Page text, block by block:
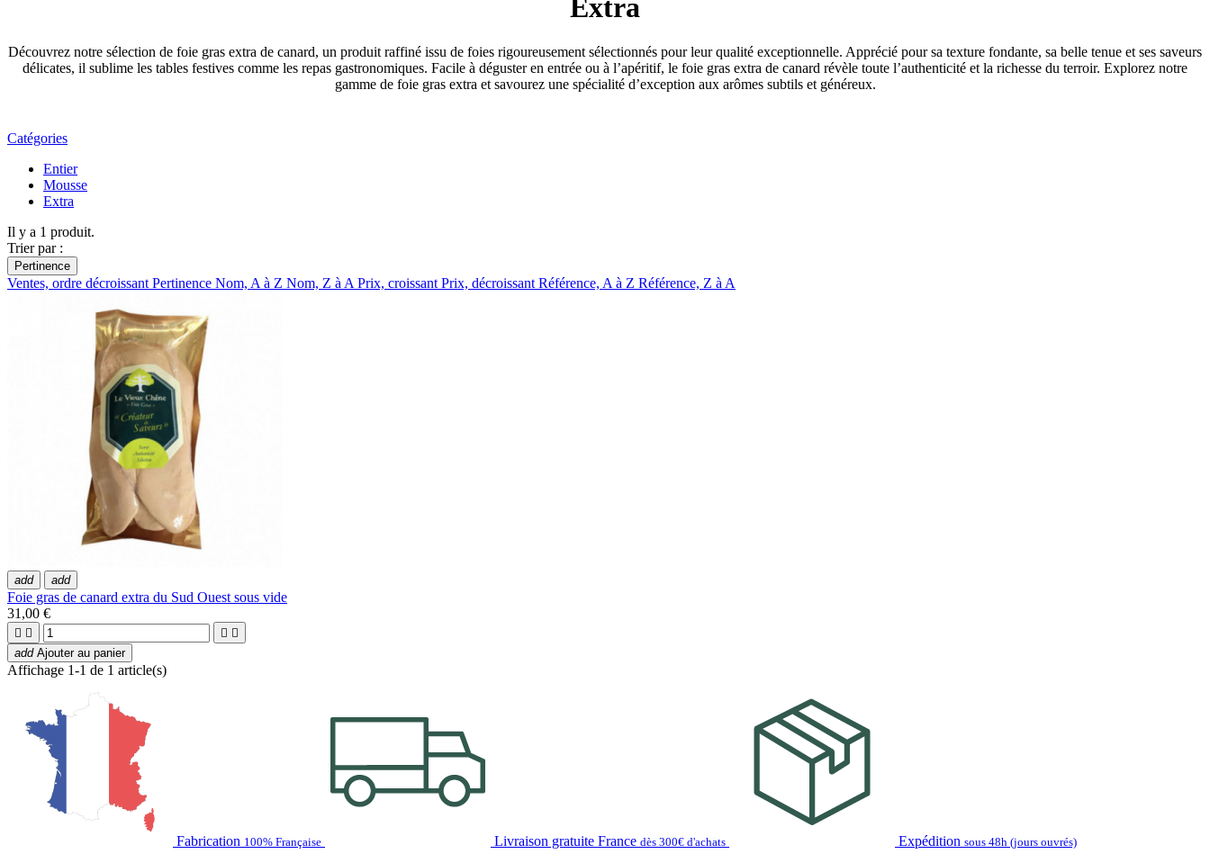
Extra
Découvrez notre sélection de foie gras extra de canard, un produit raffiné issu de foies rigoureusement sélectionnés pour leur qualité exceptionnelle. Apprécié pour sa texture fondante, sa belle tenue et ses saveurs
délicates, il sublime les tables festives comme les repas gastronomiques. Facile à déguster en entrée ou à l’apéritif, le foie gras extra de canard révèle toute l’authenticité et la richesse du terroir. Explorez notre
gamme de foie gras extra et savourez une spécialité d’exception aux arômes subtils et généreux.
Catégories
Entier
Mousse
Extra
Il y a 1 produit.
Trier par :
Pertinence
Ventes, ordre décroissant Pertinence Nom, A à Z Nom, Z à A Prix, croissant Prix, décroissant Référence, A à Z Référence, Z à A
add add
Foie gras de canard extra du Sud Ouest sous vide
31,00 €
   
add Ajouter au panier
Affichage 1-1 de 1 article(s)
Fabrication 100% Française Livraison gratuite France dès 300€ d'achats Expédition sous 48h (jours ouvrés)